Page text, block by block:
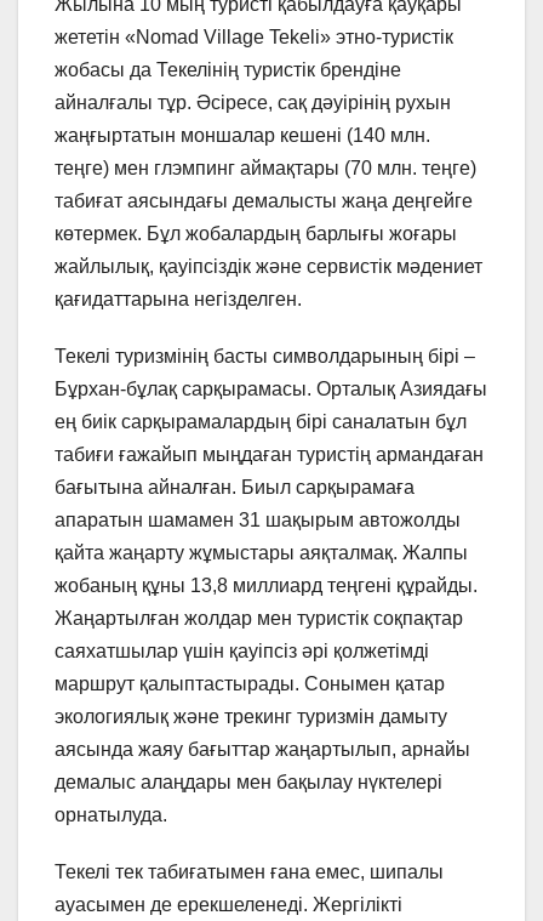
Жылына 10 мың туристі қабылдауға қауқары
жететін «Nomad Village Tekeli» этно-туристік
жобасы да Текелінің туристік брендіне
айналғалы тұр. Әсіресе, сақ дәуірінің рухын
жаңғыртатын моншалар кешені (140 млн.
теңге) мен глэмпинг аймақтары (70 млн. теңге)
табиғат аясындағы демалысты жаңа деңгейге
көтермек. Бұл жобалардың барлығы жоғары
жайлылық, қауіпсіздік және сервистік мәдениет
қағидаттарына негізделген.
Текелі туризмінің басты символдарының бірі –
Бұрхан-бұлақ сарқырамасы. Орталық Азиядағы
ең биік сарқырамалардың бірі саналатын бұл
табиғи ғажайып мыңдаған туристің армандаған
бағытына айналған. Биыл сарқырамаға
апаратын шамамен 31 шақырым автожолды
қайта жаңарту жұмыстары аяқталмақ. Жалпы
жобаның құны 13,8 миллиард теңгені құрайды.
Жаңартылған жолдар мен туристік соқпақтар
саяхатшылар үшін қауіпсіз әрі қолжетімді
маршрут қалыптастырады. Сонымен қатар
экологиялық және трекинг туризмін дамыту
аясында жаяу бағыттар жаңартылып, арнайы
демалыс алаңдары мен бақылау нүктелері
орнатылуда.
Текелі тек табиғатымен ғана емес, шипалы
ауасымен де ерекшеленеді. Жергілікті